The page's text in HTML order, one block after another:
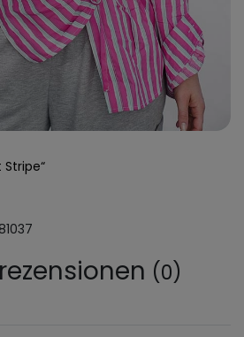
81037
(0)